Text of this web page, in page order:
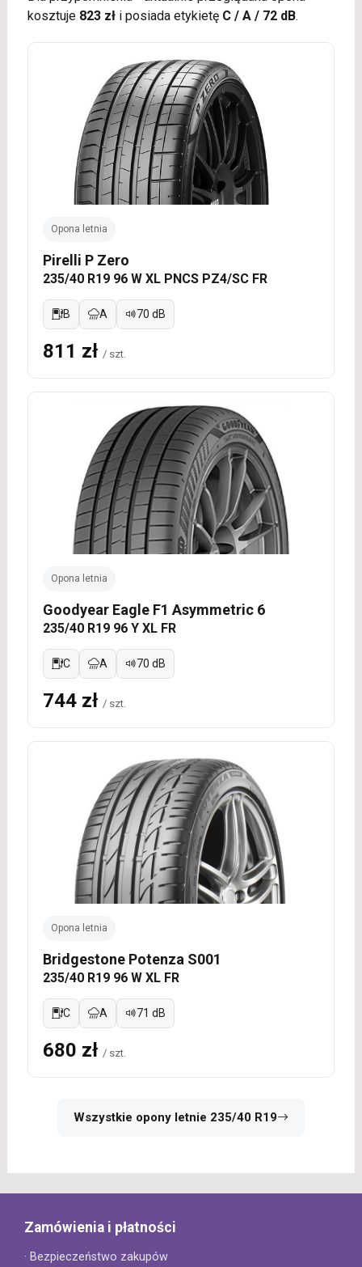
kosztuje 823 złi posiada etykietę C / A / 72 dB.
Opona letnia
Pirelli P Zero
235/40 R19 96 W XL PNCS PZ4/SC FR
B A 70 dB
811 zł / szt.
Opona letnia
Goodyear Eagle F1 Asymmetric 6
235/40 R19 96 Y XL FR
C A 70 dB
744 zł / szt.
Opona letnia
Bridgestone Potenza S001
235/40 R19 96 W XL FR
C A 71 dB
680 zł / szt.
Wszystkie opony letnie 235/40 R19
Zamówienia i płatności
· Bezpieczeństwo zakupów